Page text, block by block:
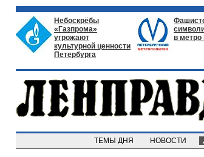
Небоскрёбы
«Газпрома»
угрожают
культурной ценности
Петербурга
в метро
ТЕМЫ ДНЯ НОВОСТИ